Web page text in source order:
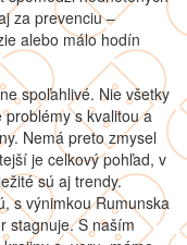
za prevenciu –
alebo málo hodín
spoľahlivé. Nie všetky
s kvalitou a
Nemá preto zmysel
je celkový pohľad, v
sú aj trendy.
s výnimkou Rumunska
stagnuje. S naším